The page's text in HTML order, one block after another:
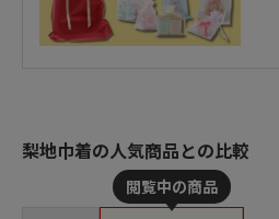
梨地巾着の人気商品との比較